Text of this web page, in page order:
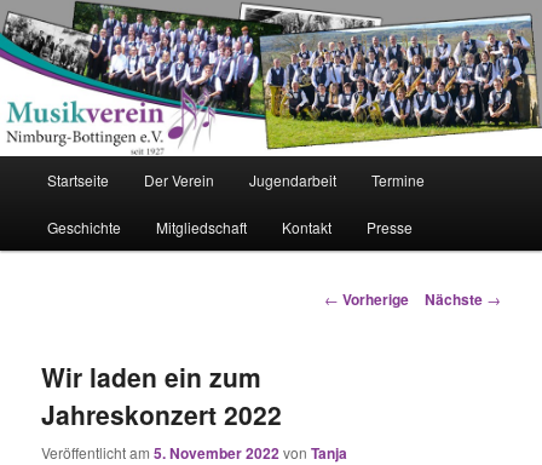
Musikverein Nimburg-Bottingen e.
V.
Zum Inhalt wechseln
Startseite Der Verein Jugendarbeit Termine
Geschichte Mitgliedschaft Kontakt Presse
Artikelnavigation
← Vorherige Nächste →
Wir laden ein zum
Jahreskonzert 2022
Veröffentlicht am5. November 2022 vonTanja